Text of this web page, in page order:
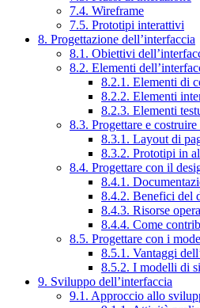
7.4. Wireframe
7.5. Prototipi interattivi
8. Progettazione dell’interfaccia
8.1. Obiettivi
8.2. Elementi
8.2.1. Elementi di
8.2.2. Elementi
8.2.3. Elementi
8.3. Progettare e
8.3.1. Layout di
8.3.2. Prototipi in
8.4. Progettare con il
8.4.1.
8.4.2. Benefici del
8.4.3. Risorse
8.4.4. Come
8.5. Progettare con i
8.5.1. Vantaggi
8.5.2. I modelli di
9. Sviluppo dell’interfaccia
9.1. Approccio allo